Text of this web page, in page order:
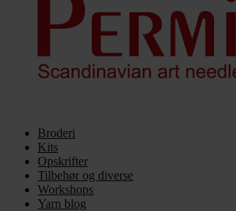
Broderi
Kits
Opskrifter
Tilbehør og diverse
Workshops
Yarn blog